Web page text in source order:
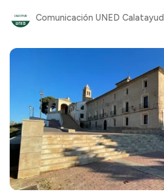
Comunicación UNED Calatayud